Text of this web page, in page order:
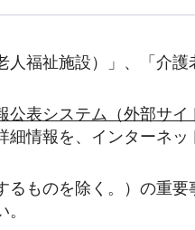
福祉施設）」、「介
公表システム（外部サイ
情報を、インターネ
ものを除く。）の重要